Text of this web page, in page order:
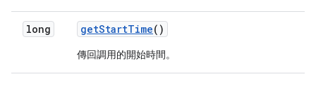
long getStartTime()
傳回調用的開始時間。